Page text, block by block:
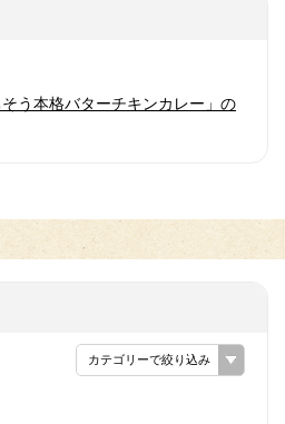
そう本格バターチキンカレー」の
カテゴリーで絞り込み